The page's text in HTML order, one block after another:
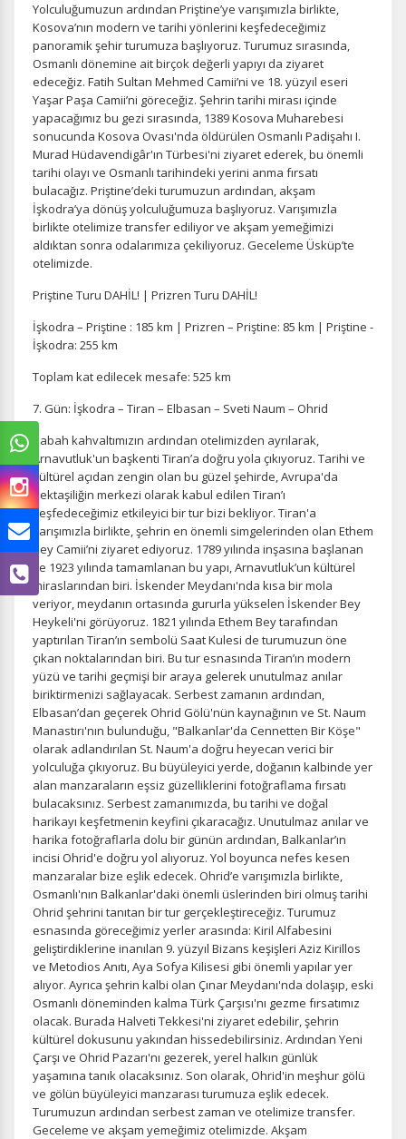
Yolculuğumuzun ardından Priştine’ye varışımızla birlikte,
Kosova’nın modern ve tarihi yönlerini keşfedeceğimiz
panoramik şehir turumuza başlıyoruz. Turumuz sırasında,
Osmanlı dönemine ait birçok değerli yapıyı da ziyaret
edeceğiz. Fatih Sultan Mehmed Camii’ni ve 18. yüzyıl eseri
Yaşar Paşa Camii’ni göreceğiz. Şehrin tarihi mirası içinde
yapacağımız bu gezi sırasında, 1389 Kosova Muharebesi
sonucunda Kosova Ovası'nda öldürülen Osmanlı Padişahı I.
Murad Hüdavendigâr'ın Türbesi'ni ziyaret ederek, bu önemli
tarihi olayı ve Osmanlı tarihindeki yerini anma fırsatı
bulacağız. Priştine’deki turumuzun ardından, akşam
İşkodra’ya dönüş yolculuğumuza başlıyoruz. Varışımızla
birlikte otelimize transfer ediliyor ve akşam yemeğimizi
aldıktan sonra odalarımıza çekiliyoruz. Geceleme Üsküp’te
otelimizde.
Priştine Turu DAHİL! | Prizren Turu DAHİL!
İşkodra – Priştine : 185 km | Prizren – Priştine: 85 km | Priştine -
İşkodra: 255 km
Toplam kat edilecek mesafe: 525 km
7. Gün: İşkodra – Tiran – Elbasan – Sveti Naum – Ohrid
Sabah kahvaltımızın ardından otelimizden ayrılarak,
Arnavutluk'un başkenti Tiran’a doğru yola çıkıyoruz. Tarihi ve
kültürel açıdan zengin olan bu güzel şehirde, Avrupa'da
Bektaşiliğin merkezi olarak kabul edilen Tiran’ı
keşfedeceğimiz etkileyici bir tur bizi bekliyor. Tiran'a
varışımızla birlikte, şehrin en önemli simgelerinden olan Ethem
Bey Camii’ni ziyaret ediyoruz. 1789 yılında inşasına başlanan
ve 1923 yılında tamamlanan bu yapı, Arnavutluk’un kültürel
miraslarından biri. İskender Meydanı'nda kısa bir mola
veriyor, meydanın ortasında gururla yükselen İskender Bey
Heykeli'ni görüyoruz. 1821 yılında Ethem Bey tarafından
yaptırılan Tiran’ın sembolü Saat Kulesi de turumuzun öne
çıkan noktalarından biri. Bu tur esnasında Tiran’ın modern
yüzü ve tarihi geçmişi bir araya gelerek unutulmaz anılar
biriktirmenizi sağlayacak. Serbest zamanın ardından,
Elbasan’dan geçerek Ohrid Gölü'nün kaynağının ve St. Naum
Manastırı'nın bulunduğu, "Balkanlar'da Cennetten Bir Köşe"
olarak adlandırılan St. Naum'a doğru heyecan verici bir
yolculuğa çıkıyoruz. Bu büyüleyici yerde, doğanın kalbinde yer
alan manzaraların eşsiz güzelliklerini fotoğraflama fırsatı
bulacaksınız. Serbest zamanımızda, bu tarihi ve doğal
harikayı keşfetmenin keyfini çıkaracağız. Unutulmaz anılar ve
harika fotoğraflarla dolu bir günün ardından, Balkanlar’ın
incisi Ohrid'e doğru yol alıyoruz. Yol boyunca nefes kesen
manzaralar bize eşlik edecek. Ohrid’e varışımızla birlikte,
Osmanlı'nın Balkanlar'daki önemli üslerinden biri olmuş tarihi
Ohrid şehrini tanıtan bir tur gerçekleştireceğiz. Turumuz
esnasında göreceğimiz yerler arasında: Kiril Alfabesini
geliştirdiklerine inanılan 9. yüzyıl Bizans keşişleri Aziz Kirillos
ve Metodios Anıtı, Aya Sofya Kilisesi gibi önemli yapılar yer
alıyor. Ayrıca şehrin kalbi olan Çınar Meydanı'nda dolaşıp, eski
Osmanlı döneminden kalma Türk Çarşısı'nı gezme fırsatımız
olacak. Burada Halveti Tekkesi'ni ziyaret edebilir, şehrin
kültürel dokusunu yakından hissedebilirsiniz. Ardından Yeni
Çarşı ve Ohrid Pazarı'nı gezerek, yerel halkın günlük
yaşamına tanık olacaksınız. Son olarak, Ohrid'in meşhur gölü
ve gölün büyüleyici manzarası turumuza eşlik edecek.
Turumuzun ardından serbest zaman ve otelimize transfer.
Geceleme ve akşam yemeğimiz otelimizde. Akşam